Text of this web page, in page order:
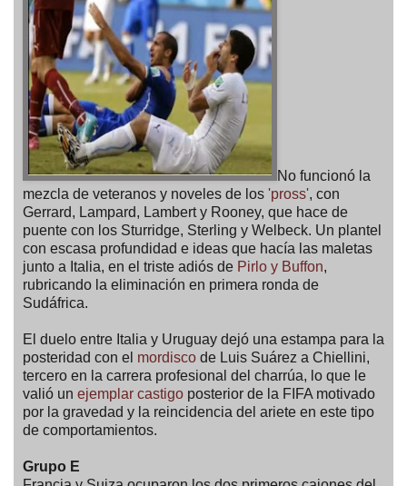
No funcionó la
mezcla de veteranos y noveles de los 'pross', con
Gerrard, Lampard, Lambert y Rooney, que hace de
puente con los Sturridge, Sterling y Welbeck. Un plantel
con escasa profundidad e ideas que hacía las maletas
junto a Italia, en el triste adiós de Pirlo y Buffon,
rubricando la eliminación en primera ronda de
Sudáfrica.
El duelo entre Italia y Uruguay dejó una estampa para la
posteridad con el mordisco de Luis Suárez a Chiellini,
tercero en la carrera profesional del charrúa, lo que le
valió un ejemplar castigo posterior de la FIFA motivado
por la gravedad y la reincidencia del ariete en este tipo
de comportamientos.
Grupo E